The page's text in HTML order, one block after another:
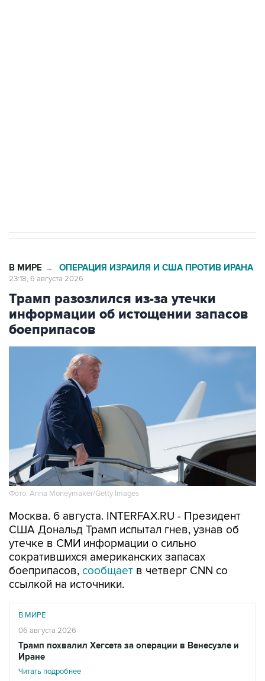
В МИРЕ → ОПЕРАЦИЯ ИЗРАИЛЯ И США ПРОТИВ ИРАНА
23:18, 6 августа 2026
Трамп разозлился из-за утечки
информации об истощении запасов
боеприпасов
Фото: Anna Moneymaker/Getty Images
Москва. 6 августа. INTERFAX.RU - Президент
США Дональд Трамп испытал гнев, узнав об
утечке в СМИ информации о сильно
сократившихся американских запасах
боеприпасов, сообщает в четверг CNN со
ссылкой на источники.
В МИРЕ
06 августа 2026
Трамп похвалил Хегсета за операции в Венесуэле и
Иране
Читать подробнее